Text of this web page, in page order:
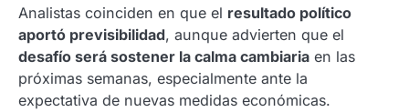
Analistas coinciden en que el resultado político
aportó previsibilidad, aunque advierten que el
desafío será sostener la calma cambiaria en las
próximas semanas, especialmente ante la
expectativa de nuevas medidas económicas.